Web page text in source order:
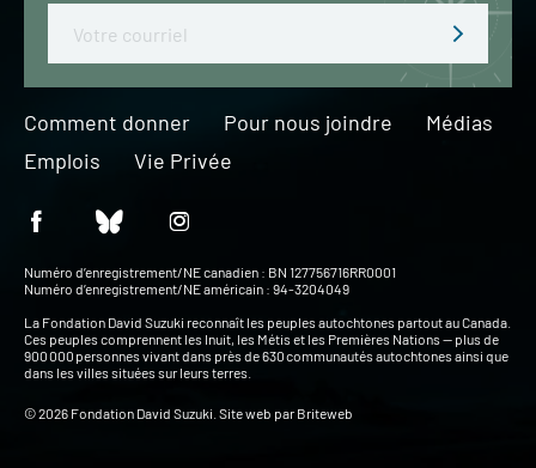
Comment donner Pour nous joindre
Médias
Emplois
Vie Privée
Numéro d’enregistrement/NE canadien : BN 127756716RR0001
Numéro d’enregistrement/NE américain : 94-3204049
La Fondation David Suzuki reconnaît les peuples autochtones partout au Canada.
Ces peuples comprennent les Inuit, les Métis et les Premières Nations — plus de
900 000 personnes vivant dans près de 630 communautés autochtones ainsi que
dans les villes situées sur leurs terres.
© 2026 Fondation David Suzuki. Site web par Briteweb